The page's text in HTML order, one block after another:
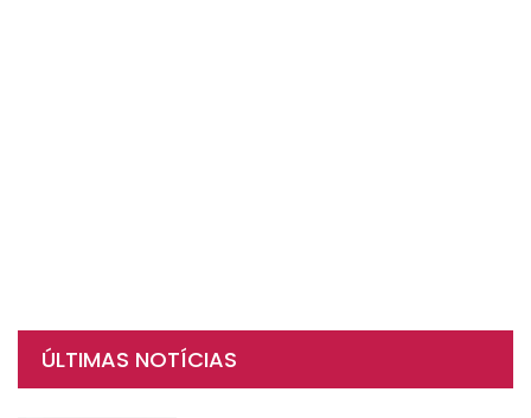
ÚLTIMAS NOTÍCIAS